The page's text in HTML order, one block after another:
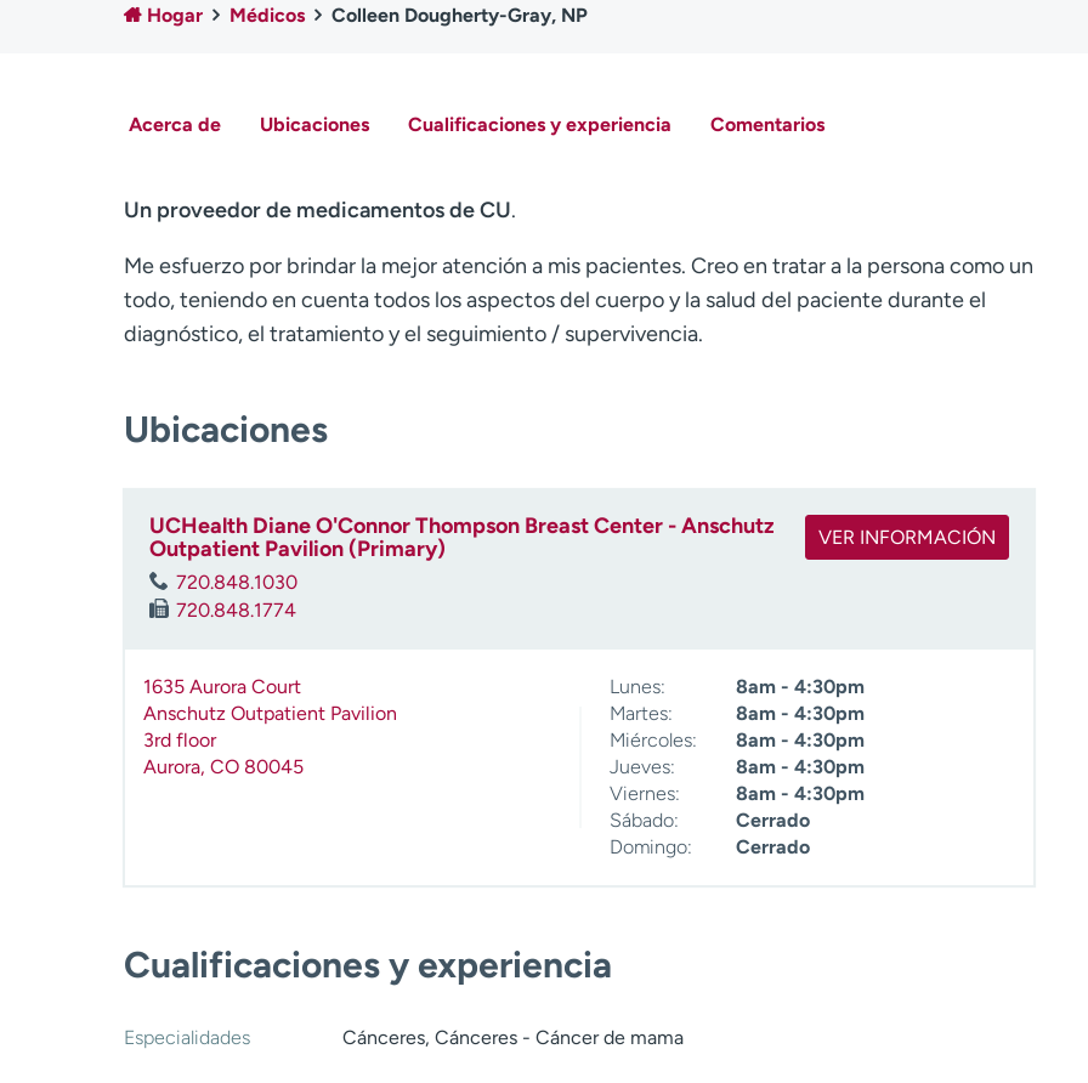
Hogar Médicos Colleen Dougherty-Gray, NP
Acerca de Ubicaciones Cualificaciones y experiencia Comentarios
Un proveedor de medicamentos de CU.
Me esfuerzo por brindar la mejor atención a mis pacientes. Creo en tratar a la persona como un
todo, teniendo en cuenta todos los aspectos del cuerpo y la salud del paciente durante el
diagnóstico, el tratamiento y el seguimiento / supervivencia.
Ubicaciones
UCHealth Diane O'Connor Thompson Breast Center - Anschutz
Outpatient Pavilion (Primary)
720.848.1030
720.848.1774
VER INFORMACIÓN
1635 Aurora Court
Anschutz Outpatient Pavilion
3rd floor
Aurora, CO 80045
Lunes:
8am - 4:30pm
Martes:
8am - 4:30pm
Miércoles:
8am - 4:30pm
Jueves:
8am - 4:30pm
Viernes:
8am - 4:30pm
Sábado:
Cerrado
Domingo:
Cerrado
Cualificaciones y experiencia
Especialidades Cánceres, Cánceres - Cáncer de mama